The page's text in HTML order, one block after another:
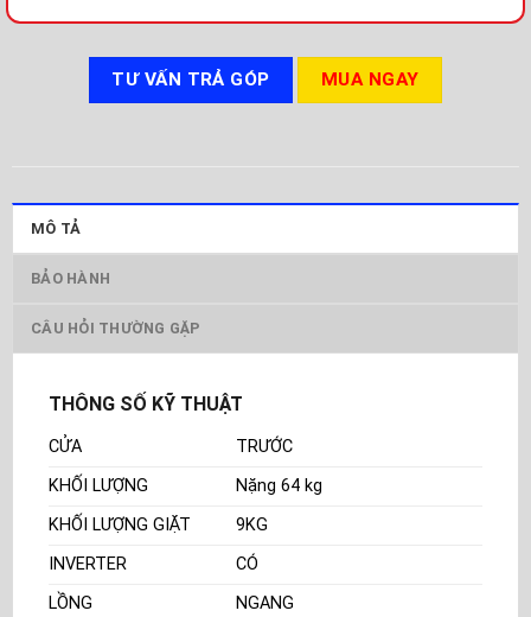
TƯ VẤN TRẢ GÓP MUA NGAY
MÔ TẢ
BẢO HÀNH
CÂU HỎI THƯỜNG GẶP
THÔNG SỐ KỸ THUẬT
CỬA
TRƯỚC
KHỐI LƯỢNG
Nặng 64 kg
KHỐI LƯỢNG GIẶT
9KG
INVERTER
CÓ
LỒNG
NGANG